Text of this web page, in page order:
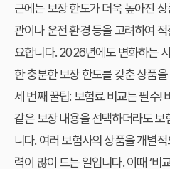
근에는 보장 한도가 더욱 높아진
관이나 운전 환경 등을 고려하여
요합니다. 2026년에도 변화하는
한 충분한 보장 한도를 갖춘 상품
세 번째 꿀팁: 보험료 비교는 필수!
같은 보장 내용을 선택하더라도
니다. 여러 보험사의 상품을 개별
력이 많이 드는 일입니다. 이때 ‘비